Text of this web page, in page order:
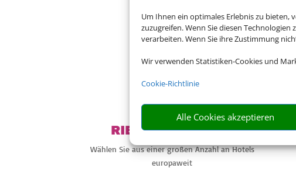
Um Ihnen ein optimales Erlebnis zu
zuzugreifen. Wenn Sie diesen
verarbeiten. Wenn Sie ihre Zustimmung
Wir verwenden Statistiken-Cookies und
Cookie-Richtlinie
Alle Cookies akzeptieren
besten

RIESIGE AUSWAHL
Wählen Sie aus einer großen Anzahl an Hotels
europaweit